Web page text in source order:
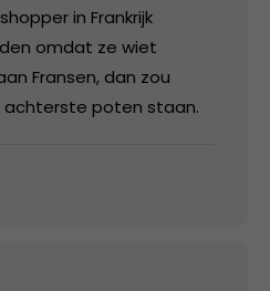
in Frankrijk
omdat ze wiet
Fransen, dan zou
achterste poten staan.